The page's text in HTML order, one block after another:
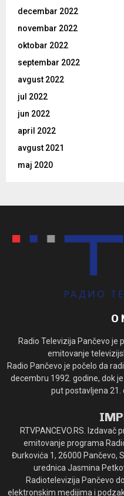
decembar 2022
novembar 2022
oktobar 2022
septembar 2022
avgust 2022
jul 2022
jun 2022
april 2022
avgust 2021
maj 2020
O
Radio Televizija Pančevo je
emitovanje
Radio Pančevo je počelo da
decembru 1992. godine, dok
put postavljena 21.
RTVPANCEVO.RS.
emitovanje programa
Đurkovića 1, 26000 Pančevo,
urednica Jasmina
Radiotelevizija Pančevo
elektronskim medijima i